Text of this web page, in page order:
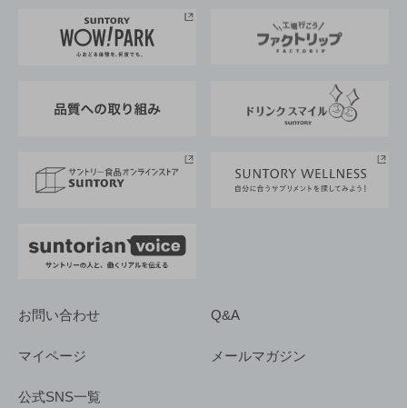
地域情報
サントリーサンバーズ大阪
サントリーが考えるサステナビリティ経営
企業概要
採用情報
お問い合わせ Q&A
マイページ メールマガジン
公式SNS一覧